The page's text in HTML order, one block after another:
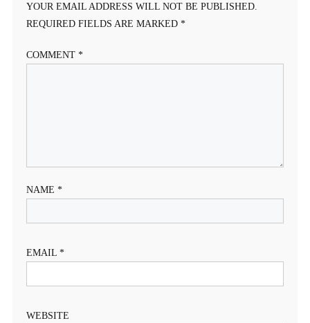
YOUR EMAIL ADDRESS WILL NOT BE PUBLISHED.
REQUIRED FIELDS ARE MARKED *
COMMENT *
NAME *
EMAIL *
WEBSITE